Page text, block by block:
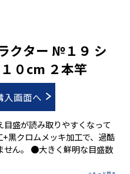
クター №１９ シ
０cm ２本竿
入画面へ
盛が読み取りやすくなって
黒クロムメッキ加工で、過酷
せん。 ●大きく鮮明な目盛数